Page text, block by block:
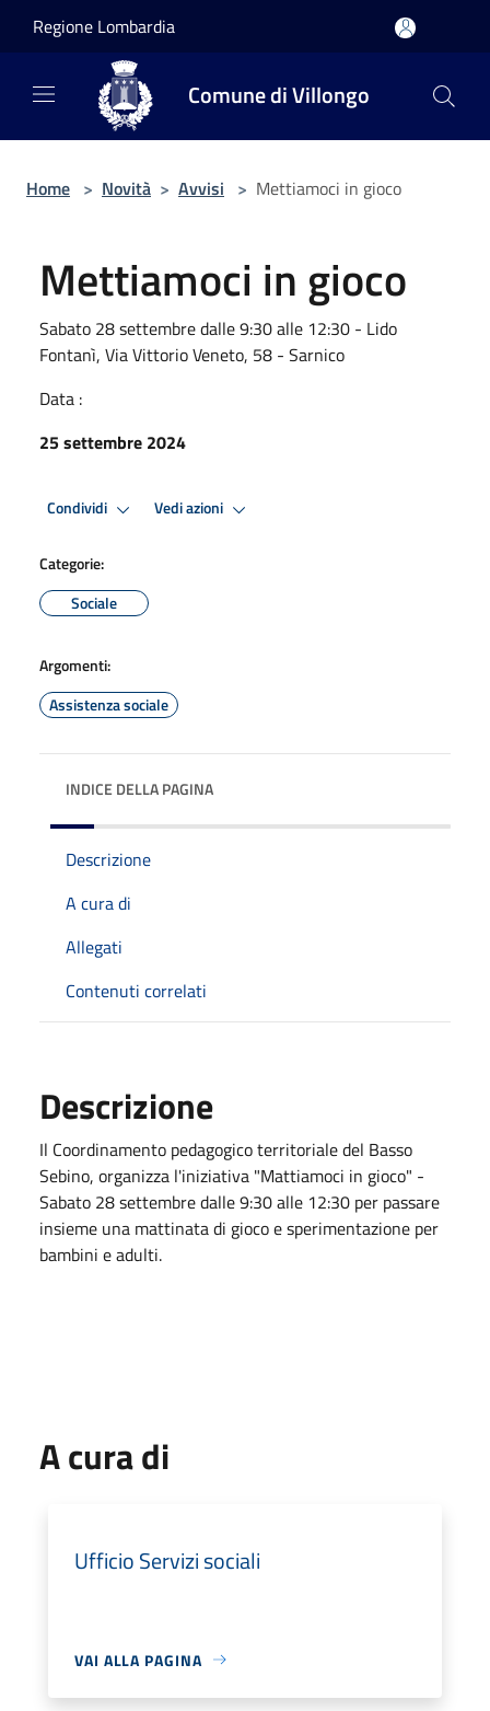
Regione Lombardia
Comune di Villongo
Home > Novità > Avvisi > Mettiamoci in gioco
Mettiamoci in gioco
Sabato 28 settembre dalle 9:30 alle 12:30 - Lido
Fontanì, Via Vittorio Veneto, 58 - Sarnico
Data :
25 settembre 2024
Condividi Vedi azioni
Categorie:
Sociale
Argomenti:
Assistenza sociale
INDICE DELLA PAGINA
Descrizione
A cura di
Allegati
Contenuti correlati
Descrizione
Il Coordinamento pedagogico territoriale del Basso
Sebino, organizza l'iniziativa "Mattiamoci in gioco" -
Sabato 28 settembre dalle 9:30 alle 12:30 per passare
insieme una mattinata di gioco e sperimentazione per
bambini e adulti.
A cura di
Ufficio Servizi sociali
VAI ALLA PAGINA